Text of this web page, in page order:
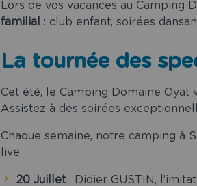
Lors de vos vacances au Camping
familial
: club enfant, soirées
La tournée des
Cet été, le Camping Domaine Oyat
Assistez à des soirées
Chaque semaine, notre camping à
live.
20 Juillet: Didier GUSTIN,